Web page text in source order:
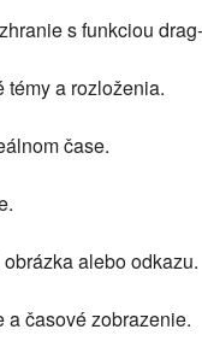
s funkciou
témy a rozloženia.
čase.
obrázka alebo odkazu.
a časové zobrazenie.